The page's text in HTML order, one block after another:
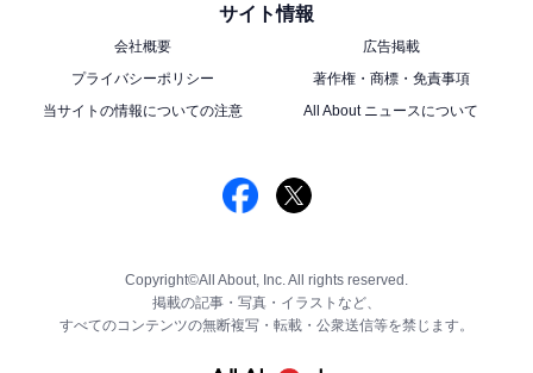
サイト情報
会社概要
広告掲載
プライバシーポリシー
著作権・商標・免責事項
当サイトの情報についての注意
All About ニュースについて
Copyright©All About, Inc. All rights reserved.
掲載の記事・写真・イラストなど、
すべてのコンテンツの無断複写・転載・公衆送信等を禁じます。